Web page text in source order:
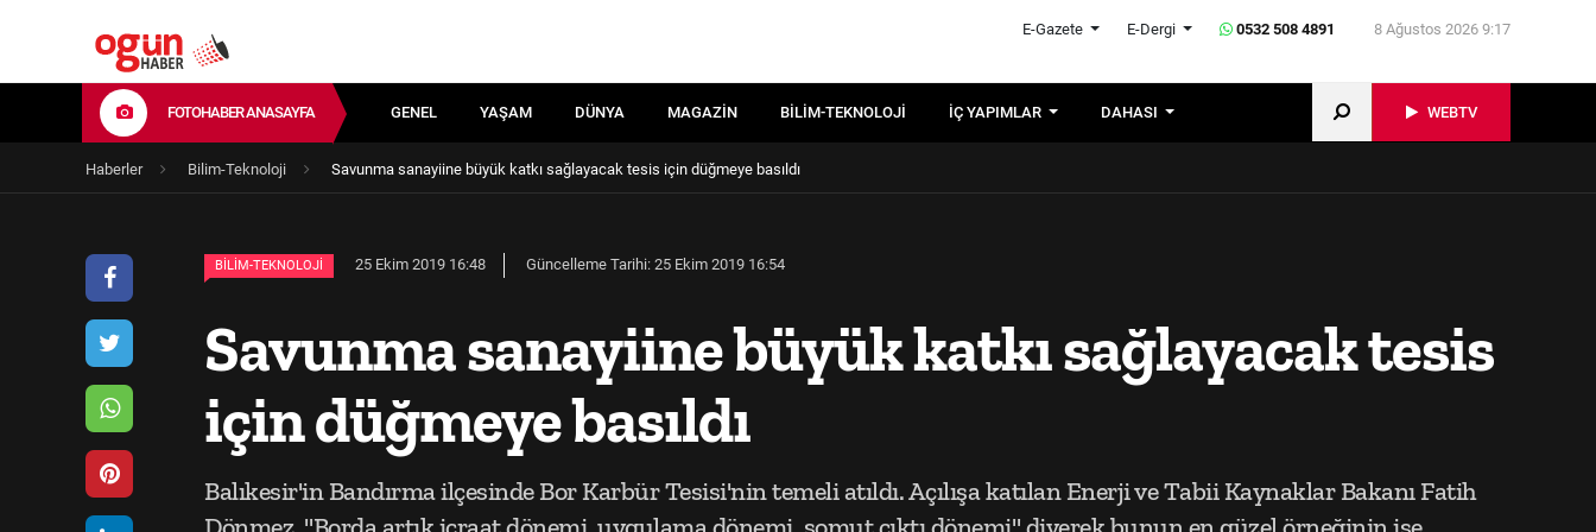
E-Gazete E-Dergi 0532 508 4891 8 Ağustos 2026 9:17
FOTOHABER ANASAYFA GENEL YAŞAM DÜNYA MAGAZIN BILIM-TEKNOLOJI İÇ YAPIMLAR DAHASI WEBTV
Haberler Bilim-Teknoloji Savunma sanayiine büyük katkı sağlayacak tesis için düğmeye basıldı
BILIM-TEKNOLOJI 25 Ekim 2019 16:48 Güncelleme Tarihi: 25 Ekim 2019 16:54
Savunma sanayiine büyük katkı sağlayacak tesis
için düğmeye basıldı
Balıkesir'in Bandırma ilçesinde Bor Karbür Tesisi'nin temeli atıldı. Açılışa katılan Enerji ve Tabii Kaynaklar Bakanı Fatih